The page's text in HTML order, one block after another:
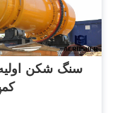
سنگ شکن